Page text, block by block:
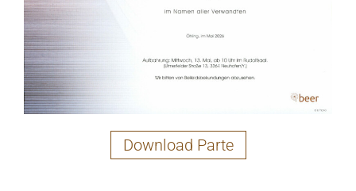
Download Parte